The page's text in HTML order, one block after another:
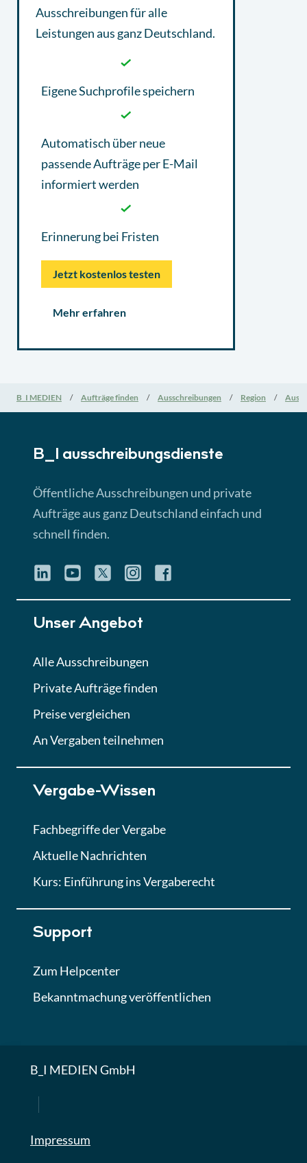
Ausschreibungenfür alle
Leistungen aus ganz Deutschland.
Eigene Suchprofile speichern
Automatisch über neue
passende Aufträge per E-Mail
informiert werden
Erinnerung bei Fristen
Jetzt kostenlos testen
Mehr erfahren
B_I MEDIEN Aufträge finden Ausschreibungen Region
B_I ausschreibungs­dienste
Öffentliche Ausschreibungen und private
Aufträge aus ganz Deutschland einfach und
schnell finden.
Unser Angebot
Alle Ausschreibungen
Private Aufträge finden
Preise vergleichen
An Vergaben teilnehmen
Vergabe-Wissen
Fachbegriffe der Vergabe
Aktuelle Nachrichten
Kurs: Einführung ins Vergaberecht
Support
Zum Helpcenter
Bekanntmachung veröffentlichen
B_I MEDIEN GmbH
Impressum